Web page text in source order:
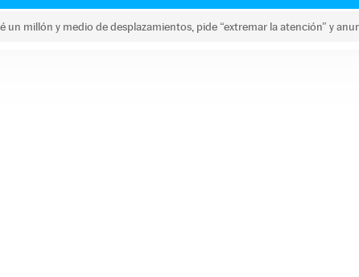
un millón y medio de desplazamientos, pide “extremar la atención” y